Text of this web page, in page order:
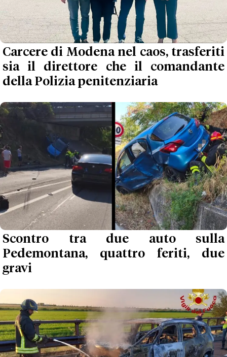
Carcere di Modena nel caos, trasferiti
sia il direttore che il comandante
della Polizia penitenziaria
Scontro tra due auto sulla
Pedemontana, quattro feriti, due
gravi